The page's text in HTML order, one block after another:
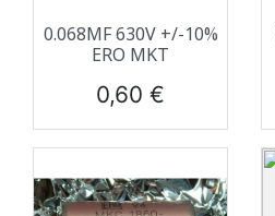
0.068ΜF 630V +/-10%
ERO MKT
Prix
0,60 €